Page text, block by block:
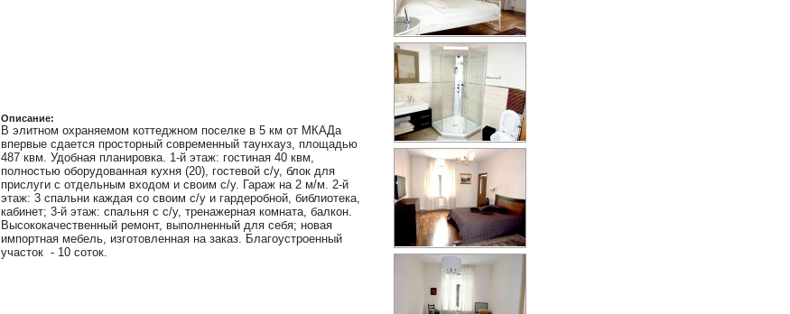
Описание:
В элитном охраняемом коттеджном поселке в 5 км от МКАДа
впервые сдается просторный современный таунхауз, площадью
487 квм. Удобная планировка. 1-й этаж: гостиная 40 квм,
полностью оборудованная кухня (20), гостевой с/у, блок для
прислуги с отдельным входом и своим с/у. Гараж на 2 м/м. 2-й
этаж: 3 спальни каждая со своим с/у и гардеробной, библиотека,
кабинет; 3-й этаж: спальня с с/у, тренажерная комната, балкон.
Высококачественный ремонт, выполненный для себя; новая
импортная мебель, изготовленная на заказ. Благоустроенный
участок - 10 соток.